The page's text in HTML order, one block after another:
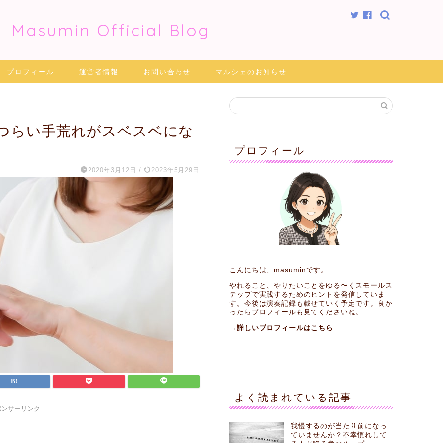
Masumin Official Blog
プロフィール 運営者情報 お問い合わせ マルシェのお知らせ
らい手荒れがスベスベにな
2020年3月12日 / 2023年5月29日
サーリンク
プロフィール
こんにちは、masuminです。
やれること、やりたいことをゆる〜くスモールス
テップで実践するためのヒントを発信していま
す。今後は演奏記録も載せていく予定です。良か
ったらプロフィールも見てくださいね。
→詳しいプロフィールはこちら
よく読まれている記事
我慢するのが当たり前になっ
ていませんか？不幸慣れして